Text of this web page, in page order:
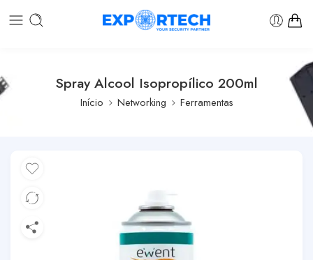
Spray Alcool Isopropílico 200ml
Início Networking Ferramentas